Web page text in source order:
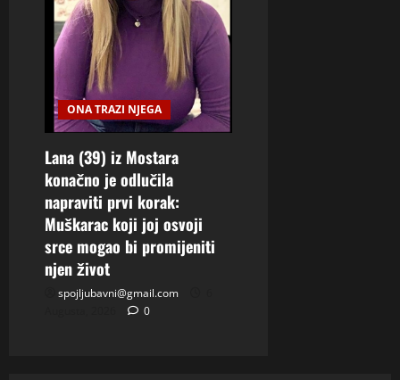
ONA TRAZI NJEGA
Lana (39) iz Mostara
konačno je odlučila
napraviti prvi korak:
Muškarac koji joj osvoji
srce mogao bi promijeniti
njen život
spojljubavni@gmail.com
0